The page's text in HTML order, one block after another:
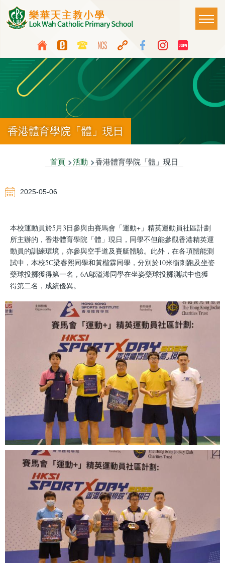
移至主內容
Top
Media
Icon
Button
Language
switcher
Main
香港體育學院「體」現日
連
首頁 活動 香港體育學院「體」現日
2025-05-06
本校運動員於5月3日參與由賽馬會「運動+」精英運動員社區計劃
所主辦的，香港體育學院「體」現日，同學不但能參觀香港精英運
動員的訓練環境，亦參與空手道及賽艇體驗。此外，在各項體能測
試中，本校5C梁睿熙同學和黃楷霖同學，分別於10米衝刺跑及坐姿
藥球投擲獲得第一名，6A鄔溢浠同學在坐姿藥球投擲測試中也獲
得第二名，成績優異。